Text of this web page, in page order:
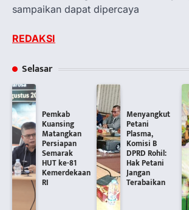
sampaikan dapat dipercaya
REDAKSI
Selasar
Pemkab
Kuansing
Matangkan
Persiapan
Semarak
HUT ke-81
Kemerdekaan
RI
Menyangkut
Petani
Plasma,
Komisi B
DPRD Rohil:
Hak Petani
Jangan
Terabaikan